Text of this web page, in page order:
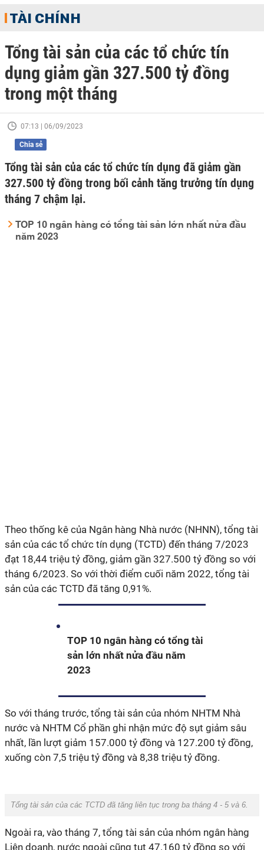
TÀI CHÍNH
Tổng tài sản của các tổ chức tín
dụng giảm gần 327.500 tỷ đồng
trong một tháng
07:13 | 06/09/2023
Chia sẻ
Tổng tài sản của các tổ chức tín dụng đã giảm gần
327.500 tỷ đồng trong bối cảnh tăng trưởng tín dụng
tháng 7 chậm lại.
TOP 10 ngân hàng có tổng tài sản lớn nhất nửa đầu
năm 2023
Theo thống kê của Ngân hàng Nhà nước (NHNN), tổng tài
sản của các tổ chức tín dụng (TCTD) đến tháng 7/2023
đạt 18,44 triệu tỷ đồng, giảm gần 327.500 tỷ đồng so với
tháng 6/2023. So với thời điểm cuối năm 2022, tổng tài
sản của các TCTD đã tăng 0,91%.
TOP 10 ngân hàng có tổng tài
sản lớn nhất nửa đầu năm
2023
So với tháng trước, tổng tài sản của nhóm NHTM Nhà
nước và NHTM Cổ phần ghi nhận mức độ sụt giảm sâu
nhất, lần lượt giảm 157.000 tỷ đồng và 127.200 tỷ đồng,
xuống còn 7,5 triệu tỷ đồng và 8,38 triệu tỷ đồng.
Tổng tài sản của các TCTD đã tăng liên tục trong ba tháng 4 - 5 và 6.
Ngoài ra, vào tháng 7, tổng tài sản của nhóm ngân hàng
Liên doanh, nước ngoài cũng tụt 47.160 tỷ đồng so với